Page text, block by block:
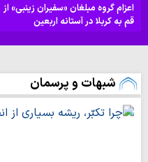
اعزام گروه مبلغان «سفیران زینبی» از
قم به کربلا در آستانه اربعین
شبهات و پرسمان